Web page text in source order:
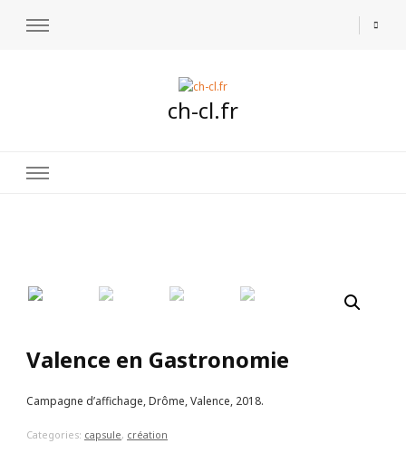
ch-cl.fr
Valence en Gastronomie
Campagne d’affichage, Drôme, Valence, 2018.
Categories: capsule, création